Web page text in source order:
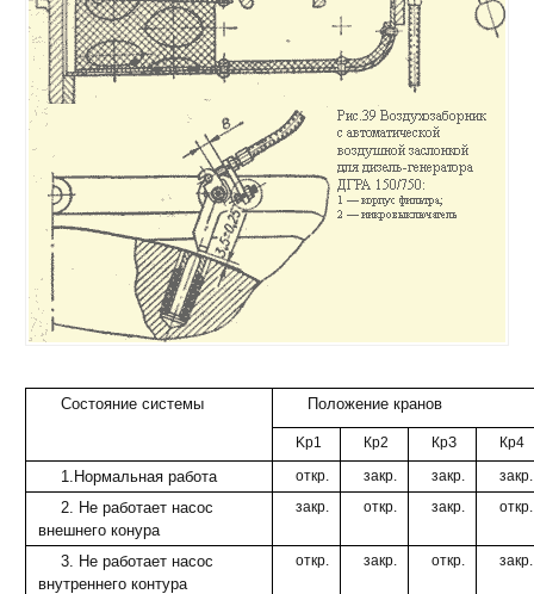
Состояние системы Положение кранов
Kp1 Кр2 КрЗ Кр4
1.Нормальная работа откр. закр. закр. закр.
2. Не работает насос
внешнего конура
закр. откр. закр. откр.
3. Не работает насос
внутреннего контура
откр. закр. откр. закр.